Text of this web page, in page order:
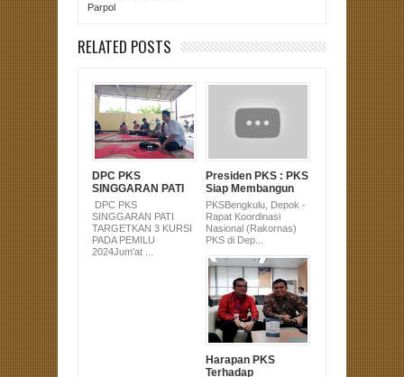
Parpol
RELATED POSTS
DPC PKS
SINGGARAN PATI
TARGETKAN 3
KURSI PADA
PEMILU 2024
DPC PKS
SINGGARAN PATI
TARGETKAN 3 KURSI
PADA PEMILU
2024Jum'at ...
Presiden PKS : PKS
Siap Membangun
Indonesia yang
Modern.
PKSBengkulu, Depok -
Rapat Koordinasi
Nasional (Rakornas)
PKS di Dep...
Harapan PKS
Terhadap